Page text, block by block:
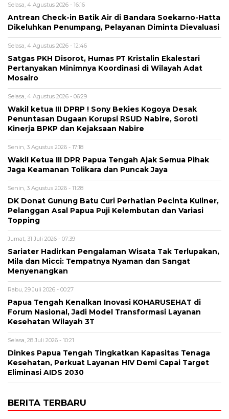
Selasa, 4 Agustus 2026 - 16:16
Antrean Check-in Batik Air di Bandara Soekarno-Hatta
Dikeluhkan Penumpang, Pelayanan Diminta Dievaluasi
Selasa, 4 Agustus 2026 - 12:46
Satgas PKH Disorot, Humas PT Kristalin Ekalestari
Pertanyakan Minimnya Koordinasi di Wilayah Adat
Mosairo
Selasa, 4 Agustus 2026 - 06:29
Wakil ketua III DPRP ! Sony Bekies Kogoya Desak
Penuntasan Dugaan Korupsi RSUD Nabire, Soroti
Kinerja BPKP dan Kejaksaan Nabire
Senin, 3 Agustus 2026 - 17:18
Wakil Ketua III DPR Papua Tengah Ajak Semua Pihak
Jaga Keamanan Tolikara dan Puncak Jaya
Senin, 3 Agustus 2026 - 11:28
DK Donat Gunung Batu Curi Perhatian Pecinta Kuliner,
Pelanggan Asal Papua Puji Kelembutan dan Variasi
Topping
Jumat, 31 Juli 2026 - 07:39
Sariater Hadirkan Pengalaman Wisata Tak Terlupakan,
Mila dan Micci: Tempatnya Nyaman dan Sangat
Menyenangkan
Rabu, 29 Juli 2026 - 00:27
Papua Tengah Kenalkan Inovasi KOHARUSEHAT di
Forum Nasional, Jadi Model Transformasi Layanan
Kesehatan Wilayah 3T
Selasa, 28 Juli 2026 - 10:21
Dinkes Papua Tengah Tingkatkan Kapasitas Tenaga
Kesehatan, Perkuat Layanan HIV Demi Capai Target
Eliminasi AIDS 2030
BERITA TERBARU